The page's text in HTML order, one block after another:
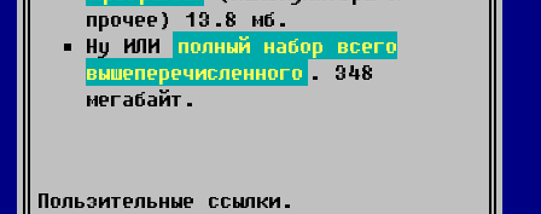
прочее) 13.8 мб.
Ну ИЛИ
полный набор всего
вышеперечисленного . 348
мегабайт.
Пользительные ссылки.